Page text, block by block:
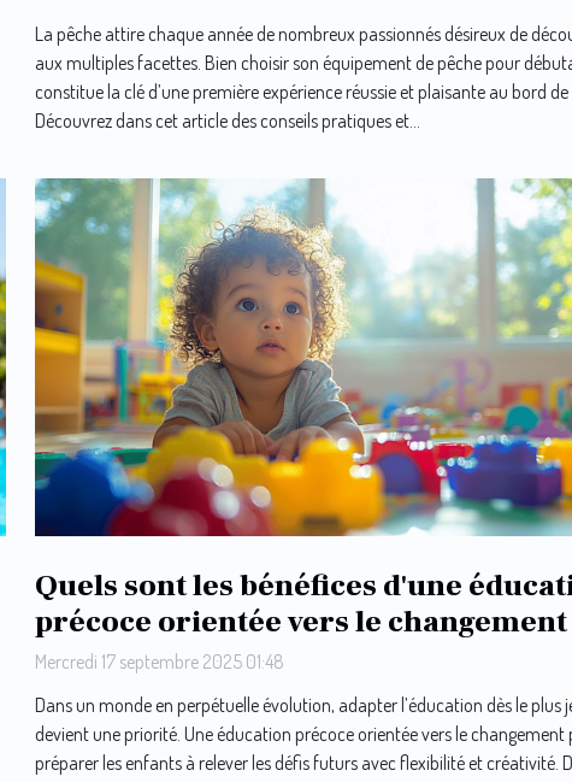
La pêche attire chaque année de nombreux passionnés désireux de
aux multiples facettes. Bien choisir son équipement de pêche pour
constitue la clé d’une première expérience réussie et plaisante au bord de
Découvrez dans cet article des conseils pratiques et...
Quels sont les bénéfices d'une
précoce orientée vers le changement
Mercredi 17 septembre 2025 01:48
Dans un monde en perpétuelle évolution, adapter l’éducation dès le plus
devient une priorité. Une éducation précoce orientée vers le changement
préparer les enfants à relever les défis futurs avec flexibilité et créativité.